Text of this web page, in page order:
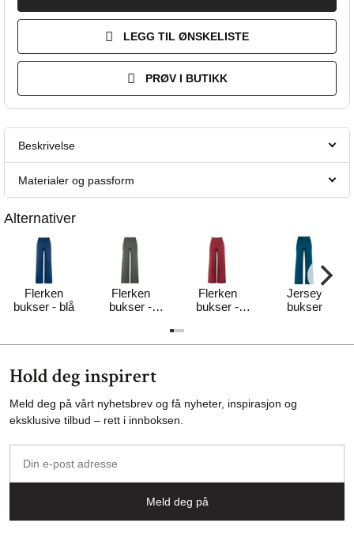
LEGG TIL ØNSKELISTE
PRØV I BUTIKK
Beskrivelse
Materialer og passform
Alternativer
Flerken
bukser - blå
Flerken
bukser -
Flerken
bukser -
Jersey
bukser
Hold deg inspirert
Meld deg på vårt nyhetsbrev og få nyheter, inspirasjon og
eksklusive tilbud – rett i innboksen.
post
Meld deg på